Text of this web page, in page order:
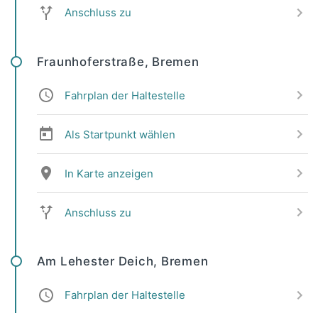
Anschluss zu
Fraunhoferstraße, Bremen
Fahrplan der Haltestelle
Als Startpunkt wählen
In Karte anzeigen
Anschluss zu
Am Lehester Deich, Bremen
Fahrplan der Haltestelle